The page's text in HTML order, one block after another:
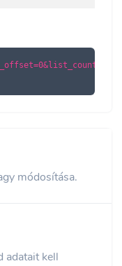
módosítása.
adatait kell